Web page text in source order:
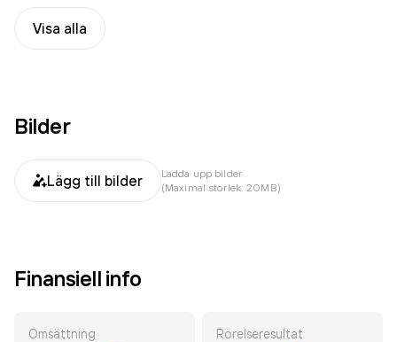
Visa alla
Bilder
Lägg till bilder
Ladda upp bilder
(Maximal storlek: 20MB)
Finansiell info
Omsättning Rörelseresultat